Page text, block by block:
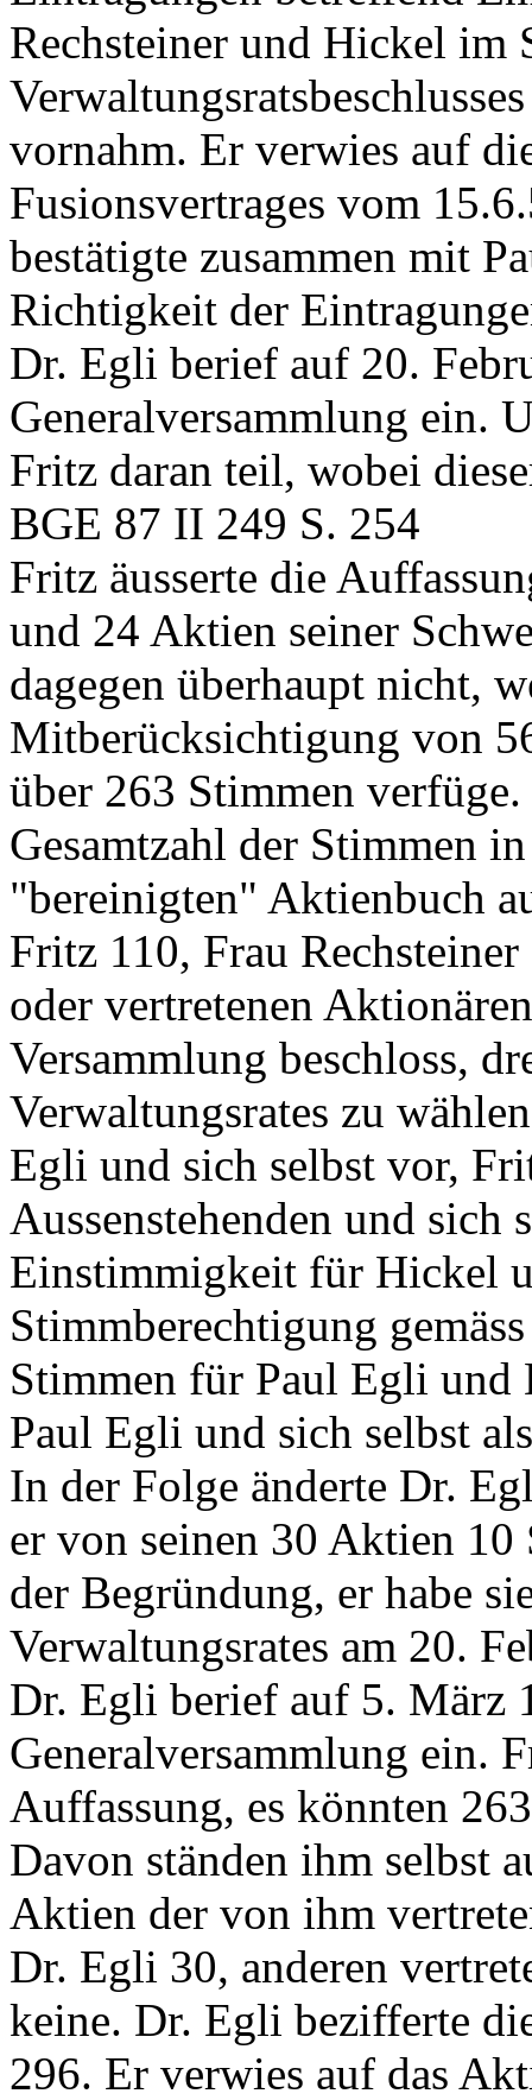
Rechsteiner und Hickel im
vornahm. Er verwies auf
Fusionsvertrages vom
bestätigte zusammen mit
Richtigkeit der
Dr. Egli berief auf 20.
Generalversammlung ein.
Fritz daran teil, wobei
BGE 87 II 249 S. 254
Fritz äusserte die
und 24 Aktien seiner
dagegen überhaupt nicht,
Mitberücksichtigung von
über 263 Stimmen
Gesamtzahl der Stimmen
"bereinigten" Aktienbuch
Fritz 110, Frau
oder vertretenen
Versammlung beschloss,
Verwaltungsrates zu
Egli und sich selbst vor,
Aussenstehenden und sich
Einstimmigkeit für Hickel
Stimmberechtigung
Stimmen für Paul Egli
Paul Egli und sich selbst
In der Folge änderte Dr.
er von seinen 30 Aktien
der Begründung, er habe
Verwaltungsrates am 20.
Dr. Egli berief auf 5. März
Generalversammlung ein.
Auffassung, es könnten
Davon ständen ihm selbst
Aktien der von ihm
Dr. Egli 30, anderen
keine. Dr. Egli bezifferte
296. Er verwies auf das